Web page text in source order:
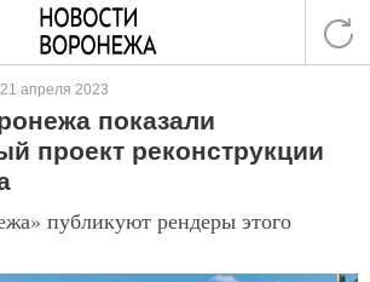
21 апреля 2023
показали
проект реконструкции
публикуют рендеры этого